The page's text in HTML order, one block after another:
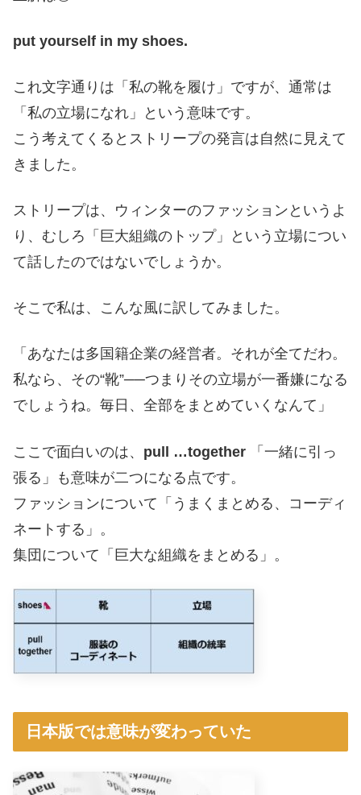
put yourself in my shoes.
これ文字通りは「私の靴を履け」ですが、通常は
「私の立場になれ」という意味です。
こう考えてくるとストリープの発言は自然に見えて
きました。
ストリープは、ウィンターのファッションというよ
り、むしろ「巨大組織のトップ」という立場につい
て話したのではないでしょうか。
そこで私は、こんな風に訳してみました。
「あなたは多国籍企業の経営者。それが全てだわ。
私なら、その“靴”──つまりその立場が一番嫌になる
でしょうね。毎日、全部をまとめていくなんて」
ここで面白いのは、 pull …together 「一緒に引っ
張る」も意味が二つになる点です。
ファッションについて「うまくまとめる、コーディ
ネートする」。
集団について「巨大な組織をまとめる」。
日本版では意味が変わっていた